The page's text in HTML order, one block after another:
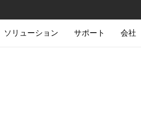
ソリューション サポート 会社